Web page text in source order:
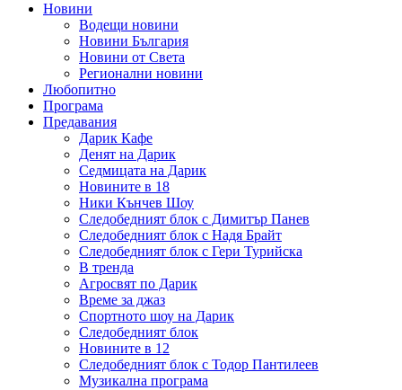
Новини
Водещи новини
Новини България
Новини от Света
Регионални новини
Любопитно
Програма
Предавания
Дарик Кафе
Денят на Дарик
Седмицата на Дарик
Новините в 18
Ники Кънчев Шоу
Следобедният блок с Димитър Панев
Следобедният блок с Надя Брайт
Следобедният блок с Гери Турийска
В тренда
Агросвят по Дарик
Време за джаз
Спортното шоу на Дарик
Следобедният блок
Новините в 12
Следобедният блок с Тодор Пантилеев
Музикална програма